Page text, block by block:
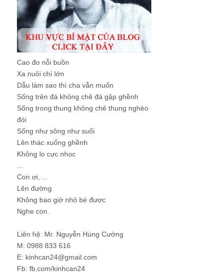
Cao đo nỗi buồn
Xa nuôi chí lớn
Dẫu làm sao thì cha vẫn muốn
Sống trên đá không chê đá gập ghềnh
Sống trong thung không chê thung nghèo
đói
Sống như sông như suối
Lên thác xuống ghềnh
Không lo cực nhọc
Con ơi, ...
Lên đường
Không bao giờ nhỏ bé được
Nghe con.
Liên hệ: Mr. Nguyễn Hùng Cường
M: 0988 833 616
E: kinhcan24@gmail.com
Fb: fb.com/kinhcan24